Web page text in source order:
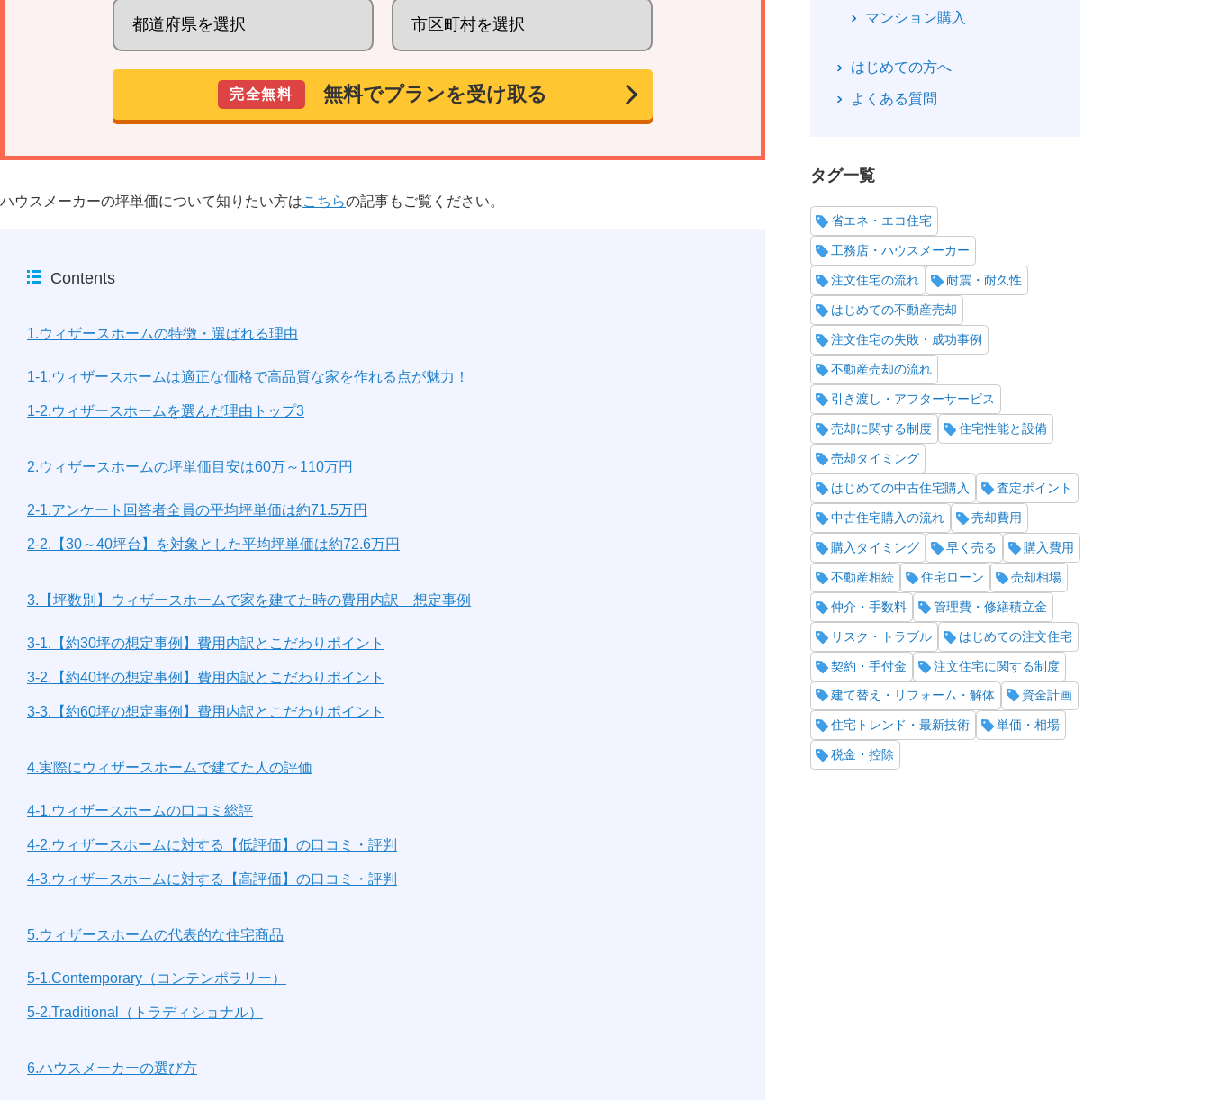
完全無料 無料でプランを受け取る
ハウスメーカーの坪単価について知りたい方はこちらの記事もご覧ください。
Contents
1.ウィザースホームの特徴・選ばれる理由
1-1.ウィザースホームは適正な価格で高品質な家を作れる点が魅力！
1-2.ウィザースホームを選んだ理由トップ3
2.ウィザースホームの坪単価目安は60万～110万円
2-1.アンケート回答者全員の平均坪単価は約71.5万円
2-2.【30～40坪台】を対象とした平均坪単価は約72.6万円
3.【坪数別】ウィザースホームで家を建てた時の費用内訳 想定事例
3-1.【約30坪の想定事例】費用内訳とこだわりポイント
3-2.【約40坪の想定事例】費用内訳とこだわりポイント
3-3.【約60坪の想定事例】費用内訳とこだわりポイント
4.実際にウィザースホームで建てた人の評価
4-1.ウィザースホームの口コミ総評
4-2.ウィザースホームに対する【低評価】の口コミ・評判
4-3.ウィザースホームに対する【高評価】の口コミ・評判
5.ウィザースホームの代表的な住宅商品
5-1.Contemporary（コンテンポラリー）
5-2.Traditional（トラディショナル）
6.ハウスメーカーの選び方
マンション購入
はじめての方へ
よくある質問
タグ一覧
省エネ・エコ住宅
工務店・ハウスメーカー
注文住宅の流れ 耐震・耐久性
はじめての不動産売却
注文住宅の失敗・成功事例
不動産売却の流れ
引き渡し・アフターサービス
売却に関する制度 住宅性能と設備
売却タイミング
はじめての中古住宅購入 査定ポイント
中古住宅購入の流れ 売却費用
購入タイミング 早く売る 購入費用
不動産相続 住宅ローン 売却相場
仲介・手数料 管理費・修繕積立金
リスク・トラブル はじめての注文住宅
契約・手付金 注文住宅に関する制度
建て替え・リフォーム・解体 資金計画
住宅トレンド・最新技術 単価・相場
税金・控除